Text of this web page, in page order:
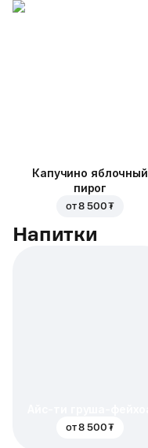
Капучино яблочный
пирог
от8 500 ₮
Напитки
от8 500 ₮